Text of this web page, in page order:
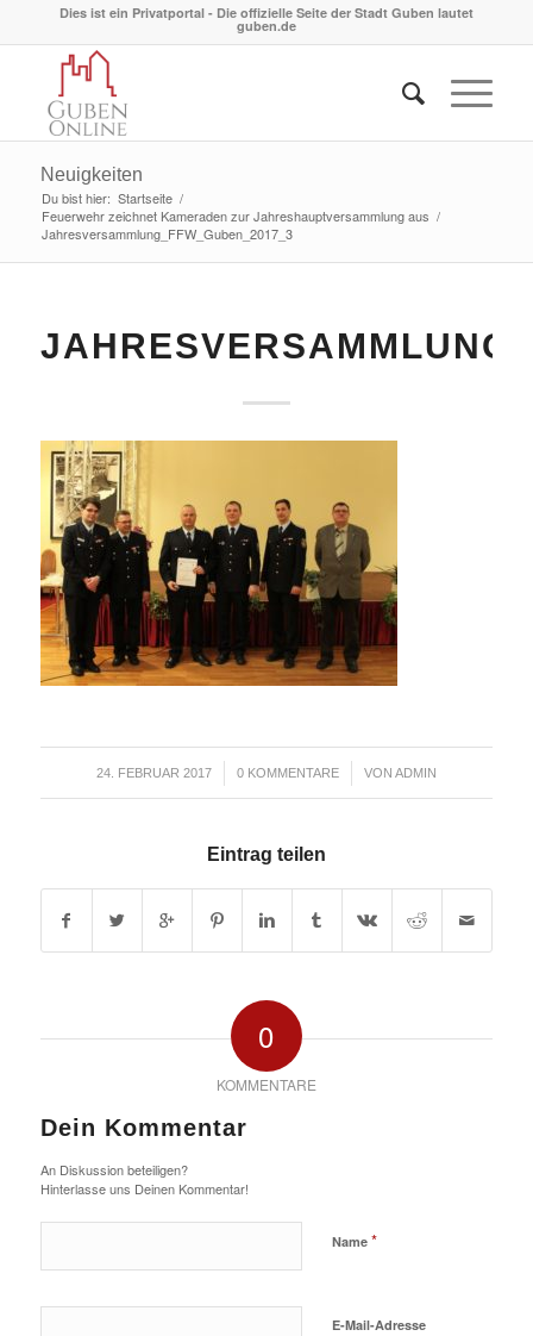
Dies ist ein Privatportal - Die offizielle Seite der Stadt Guben lautet
guben.de
Neuigkeiten
Du bist hier: Startseite /
Feuerwehr zeichnet Kameraden zur Jahreshauptversammlung aus /
Jahresversammlung_FFW_Guben_2017_3
24. FEBRUAR 2017
/ 0 KOMMENTARE
/ VON ADMIN
Eintrag teilen
0
KOMMENTARE
Dein Kommentar
An Diskussion beteiligen?
Hinterlasse uns Deinen Kommentar!
Name *
E-Mail-Adresse